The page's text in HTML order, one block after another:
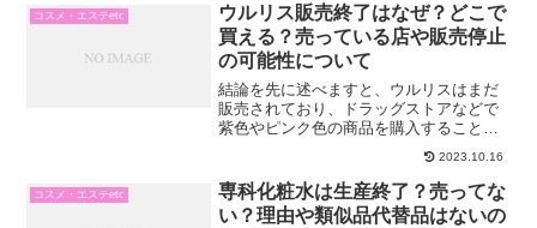
コスメ・エステetc
ウルリス販売終了はなぜ？どこで
買える？売っている店や販売停止
の可能性について
結論を先に述べますと、ウルリスはまだ
販売されており、ドラッグストアなどで
紫色やピンク色の商品を購入することが
できます。人気の金木犀（きんもくせ
い）は、2022年の販売分は数量限定で完
売しましたが、2023年8月28日からは再
び数量限定で販売...
2023.10.16
コスメ・エステetc
専科化粧水は生産終了？売ってな
い？理由や類似品代替品はないの